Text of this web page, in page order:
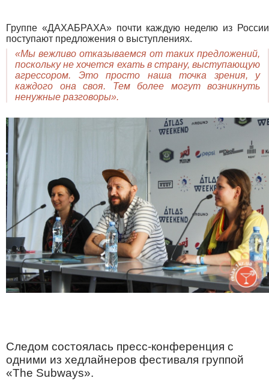
Группе «ДАХАБРАХА» почти каждую неделю из России
поступают предложения о выступлениях.
«Мы вежливо отказываемся от таких предложений,
поскольку не хочется ехать в страну, выступающую
агрессором. Это просто наша точка зрения, у
каждого она своя. Тем более могут возникнуть
ненужные разговоры».
Следом состоялась пресс-конференция с
одними из хедлайнеров фестиваля группой
«The Subways».